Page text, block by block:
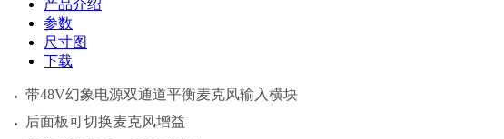
产品介绍
参数
尺寸图
下载
带48V幻象电源双通道平衡麦克风输入横块
后面板可切换麦克风增益